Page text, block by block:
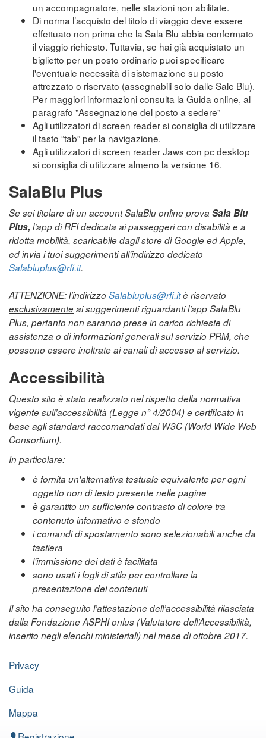
un accompagnatore, nelle stazioni non abilitate.
Di norma l’acquisto del titolo di viaggio deve essere
effettuato non prima che la Sala Blu abbia confermato
il viaggio richiesto. Tuttavia, se hai già acquistato un
biglietto per un posto ordinario puoi specificare
l'eventuale necessità di sistemazione su posto
attrezzato o riservato (assegnabili solo dalle Sale Blu).
Per maggiori informazioni consulta la Guida online, al
paragrafo "Assegnazione del posto a sedere"
Agli utilizzatori di screen reader si consiglia di utilizzare
il tasto “tab” per la navigazione.
Agli utilizzatori di screen reader Jaws con pc desktop
si consiglia di utilizzare almeno la versione 16.
SalaBlu Plus
Se sei titolare di un account SalaBlu online prova Sala Blu
Plus, l’app di RFI dedicata ai passeggeri con disabilità e a
ridotta mobilità, scaricabile dagli store di Google ed Apple,
ed invia i tuoi suggerimenti all'indirizzo dedicato
Salabluplus@rfi.it.
ATTENZIONE: l’indirizzo Salabluplus@rfi.itè riservato
esclusivamenteai suggerimenti riguardanti l’app SalaBlu
Plus, pertanto non saranno prese in carico richieste di
assistenza o di informazioni generali sul servizio PRM, che
possono essere inoltrate ai canali di accesso al servizio.
Accessibilità
Questo sito è stato realizzato nel rispetto della normativa
vigente sull’accessibilità (Legge n° 4/2004) e certificato in
base agli standard raccomandati dal W3C (World Wide Web
Consortium).
In particolare:
è fornita un'alternativa testuale equivalente per ogni
oggetto non di testo presente nelle pagine
è garantito un sufficiente contrasto di colore tra
contenuto informativo e sfondo
i comandi di spostamento sono selezionabili anche da
tastiera
l'immissione dei dati è facilitata
sono usati i fogli di stile per controllare la
presentazione dei contenuti
Il sito ha conseguito l’attestazione dell’accessibilità rilasciata
dalla Fondazione ASPHI onlus (Valutatore dell’Accessibilità,
inserito negli elenchi ministeriali) nel mese di ottobre 2017.
Privacy
Guida
Mappa